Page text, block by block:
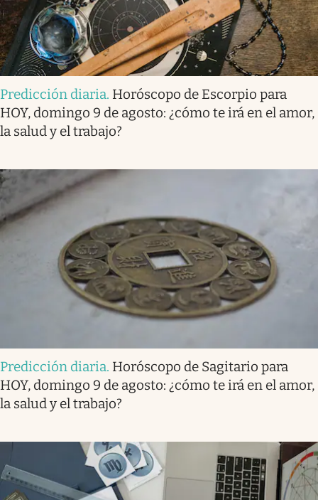
Predicción diaria. Horóscopo de Escorpio para
HOY, domingo 9 de agosto: ¿cómo te irá en el amor,
la salud y el trabajo?
Predicción diaria. Horóscopo de Sagitario para
HOY, domingo 9 de agosto: ¿cómo te irá en el amor,
la salud y el trabajo?